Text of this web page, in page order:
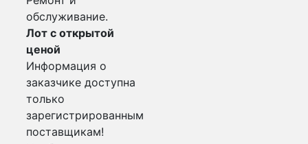
обслуживание.
Лот с открытой
ценой
Информация о
заказчике доступна
только
зарегистрированным
поставщикам!